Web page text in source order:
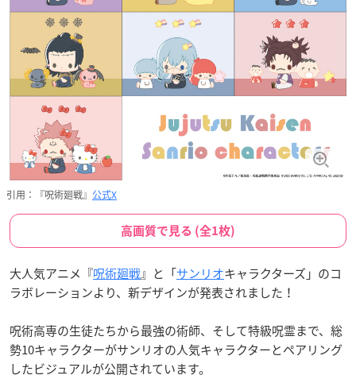
引用：『呪術廻戦』 公式X
高画質で見る (全1枚)
大人気アニメ『呪術廻戦』と「サンリオキャラクターズ」のコ
ラボレーションより、新デザインが発表されました！
呪術高専の生徒たちから最強の術師、そして特級呪霊まで、総
勢10キャラクターがサンリオの人気キャラクターとペアリング
したビジュアルが公開されています。